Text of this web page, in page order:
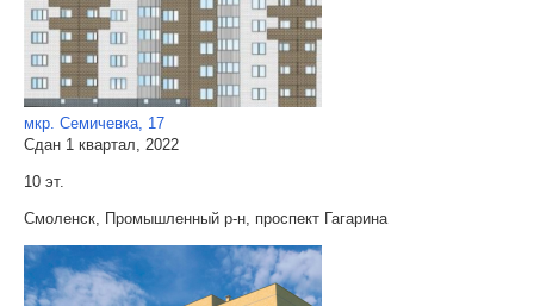
мкр. Семичевка, 17
Сдан 1 квартал, 2022
10 эт.
Смоленск, Промышленный р-н, проспект Гагарина